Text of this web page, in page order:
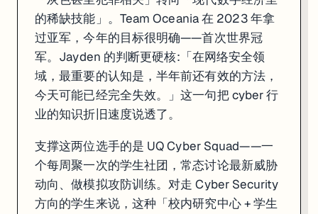
的稀缺技能」。Team Oceania 在 2023 年拿
过亚军，今年的目标很明确——首次世界冠
军。Jayden 的判断更硬核:「在网络安全领
域，最重要的认知是，半年前还有效的方法，
今天可能已经完全失效。」这一句把 cyber 行
业的知识折旧速度说透了。
支撑这两位选手的是 UQ Cyber Squad——一
个每周聚一次的学生社团，常态讨论最新威胁
动向、做模拟攻防训练。对走 Cyber Security
方向的学生来说，这种「校内研究中心 + 学生